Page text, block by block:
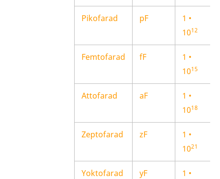
Pikofarad pF
1 •
1012
Femtofarad fF
1 •
1015
Attofarad aF
1 •
1018
Zeptofarad zF
1 •
1021
Yoktofarad yF
1 •